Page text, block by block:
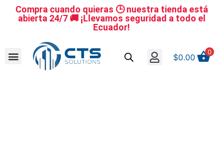
Compra cuando quieras 🕒 nuestra tienda está
abierta 24/7 🚚 ¡Llevamos seguridad a todo el
Ecuador!
$0.00
0